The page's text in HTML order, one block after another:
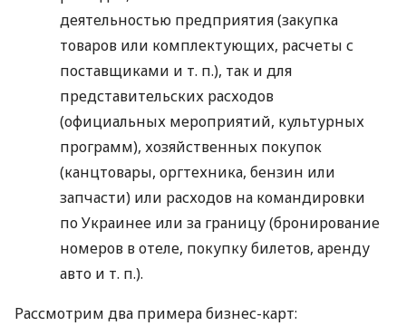
деятельностью предприятия (закупка
товаров или комплектующих, расчеты с
поставщиками и т. п.), так и для
представительских расходов
(официальных мероприятий, культурных
программ), хозяйственных покупок
(канцтовары, оргтехника, бензин или
запчасти) или расходов на командировки
по Украинее или за границу (бронирование
номеров в отеле, покупку билетов, аренду
авто и т. п.).
Рассмотрим два примера бизнес-карт: